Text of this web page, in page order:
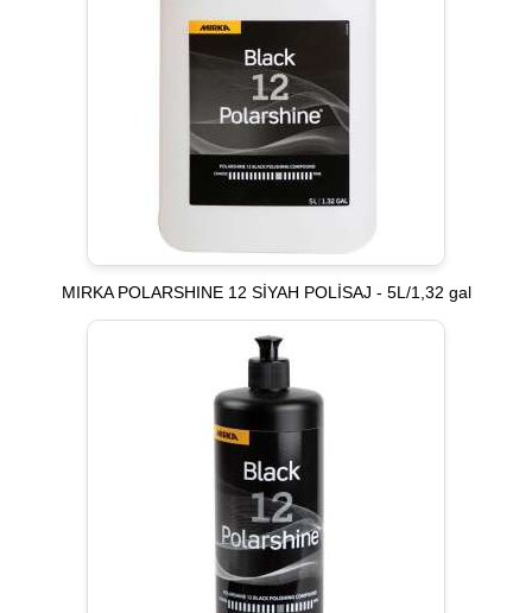
MIRKA POLARSHINE 12 SİYAH POLİSAJ - 5L/1,32 gal